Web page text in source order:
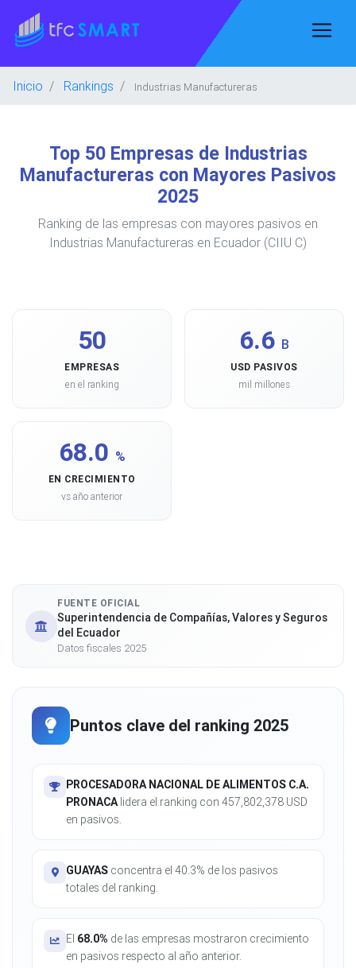
Inicio Rankings Industrias Manufactureras
Top 50 Empresas de Industrias
Manufactureras con Mayores Pasivos
2025
Ranking de las empresas con mayores pasivos en
Industrias Manufactureras en Ecuador (CIIU C)
50
EMPRESAS
en el ranking
6.6 B
USD PASIVOS
mil millones
68.0 %
EN CRECIMIENTO
vs año anterior
FUENTE OFICIAL
Superintendencia de Compañías, Valores y Seguros
del Ecuador
Datos fiscales 2025
Puntos clave del ranking 2025
PROCESADORA NACIONAL DE ALIMENTOS C.A.
PRONACAlidera el ranking con 457,802,378 USD
en pasivos.
GUAYAS concentra el 40.3% de los pasivos
totales del ranking.
El 68.0% de las empresas mostraron crecimiento
en pasivos respecto al año anterior.